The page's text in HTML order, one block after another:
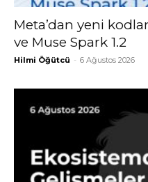
Meta’dan yeni
ve Muse Spark 1.2
Hilmi Öğütcü - 6 Ağustos 2026